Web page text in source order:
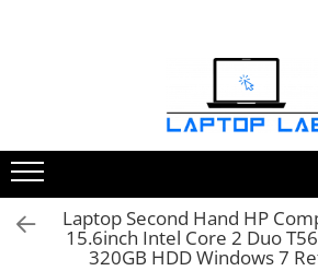
Mouseuri
Încărcătoare
Laptop Second Hand HP
15.6inch Intel Core 2 Duo
320GB HDD Windows 7